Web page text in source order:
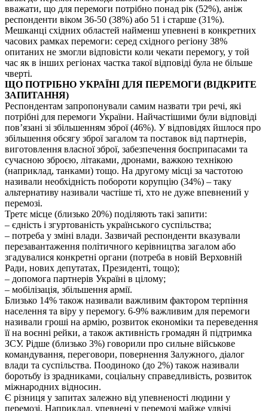
вважати, що для перемоги потрібно понад рік (52%), аніж
респонденти віком 36-50 (38%) або 51 і старше (31%).
Мешканці східних областей найменш упевнені в конкретних
часових рамках перемоги: серед східного регіону 38%
опитаних не змогли відповісти коли чекати перемогу, у той
час як в інших регіонах частка такої відповіді була не більше
чверті.
ЩО ПОТРІБНО УКРАЇНІ ДЛЯ ПЕРЕМОГИ (ВІДКРИТЕ
ЗАПИТАННЯ)
Респондентам запропонували самим назвати три речі, які
потрібні для перемоги України. Найчастішими були відповіді
пов’язані зі збільшенням зброї (46%). У відповідях йшлося про
збільшення обсягу зброї загалом та поставок від партнерів,
виготовлення власної зброї, забезпечення боєприпасами та
сучасною зброєю, літаками, дронами, важкою технікою
(наприклад, танками) тощо. На другому місці за частотою
називали необхідність побороти корупцію (34%) – таку
альтернативу називали частіше ті, хто не дуже впевнений у
перемозі.
Третє місце (близько 20%) поділяють такі запити:
– єдність і згуртованість українського суспільства;
– потреба у зміні влади. Зазвичай респонденти вказували
перезавантаження політичного керівництва загалом або
згадувалися конкретні органи (потреба в новій Верховній
Ради, нових депутатах, Президенті, тощо);
– допомога партнерів Україні в цілому;
– мобілізація, збільшення армії.
Близько 14% також називали важливим фактором терпіння
населення та віру у перемогу. 6-9% важливим для перемоги
називали гроші на армію, розвиток економіки та переведення
її на воєнні рейки, а також активність громадян й підтримка
ЗСУ. Рідше (близько 3%) говорили про сильне військове
командування, переговори, повернення Залужного, діалог
влади та суспільства. Поодиноко (до 2%) також називали
боротьбу із зрадниками, соціальну справедливість, розвиток
міжнародних відносин.
Є різниця у запитах залежно від упевненості людини у
перемозі. Наприклад, упевнені у перемозі майже удвічі